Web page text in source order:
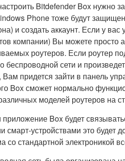
Bitdefender Box нужно
Phone тоже будут
и создать аккаунт. Если у вас
компании) Вы можете
роутеров. Если роутер
беспроводной сети и
Вам придется зайти в панель
Box сможет нормально
моделей роутеров на
Box будет
смарт-устройствами это будет
со стандартной электроникой